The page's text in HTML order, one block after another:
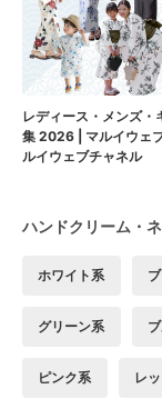
レディース・メンズ・
集 2026 | マルイウェ
ルイウェブチャネル
ハンドクリーム・
ホワイト系
グリーン系
ピンク系 レ